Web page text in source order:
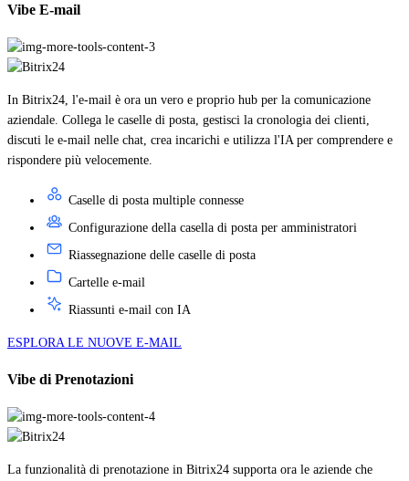
Vibe E-mail
In Bitrix24, l'e-mail è ora un vero e proprio hub per la comunicazione
aziendale. Collega le caselle di posta, gestisci la cronologia dei clienti,
discuti le e-mail nelle chat, crea incarichi e utilizza l'IA per comprendere e
rispondere più velocemente.
Caselle di posta multiple connesse
Configurazione della casella di posta per amministratori
Riassegnazione delle caselle di posta
Cartelle e-mail
Riassunti e-mail con IA
ESPLORA LE NUOVE E-MAIL
Vibe di Prenotazioni
La funzionalità di prenotazione in Bitrix24 supporta ora le aziende che